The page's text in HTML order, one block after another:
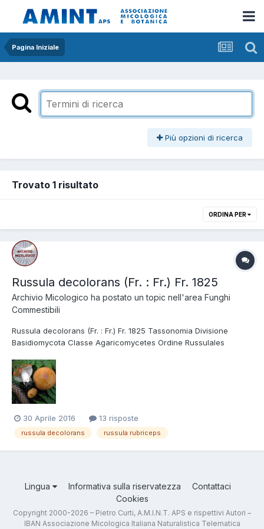
Pagina Iniziale
Più opzioni di ricerca
Trovato 1 risultato
ORDINA PER
Russula decolorans (Fr. : Fr.) Fr. 1825
Archivio Micologico ha postato un topic nell'area Funghi
Commestibili
Russula decolorans (Fr. : Fr.) Fr. 1825 Tassonomia Divisione
Basidiomycota Classe Agaricomycetes Ordine Russulales
Singer 1934 Foto e Descrizioni Cappello color rosso-bruno o
arancione, gambo bianco e lamelle ocra chia...
30 Aprile 2016 13 risposte
russula decolorans russula rubriceps
Lingua Informativa sulla riservatezza
Contattaci
Cookies
Copyright 2000-2026 – Pietro Curti, A.M.I.N.T. APS e rispettivi Autori –
IBAN Associazione Micologica Italiana Naturalistica Telematica